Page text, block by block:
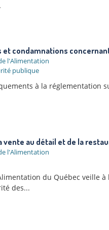
condamnations
l'Alimentation
publique
à la réglementation
au détail et de la
l'Alimentation
du Québec veille
des...